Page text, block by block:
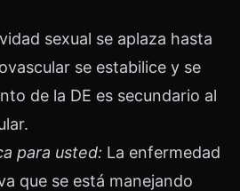
sexual se aplaza hasta
se estabilice y se
de la DE es secundario al
para usted: La enfermedad
que se está manejando